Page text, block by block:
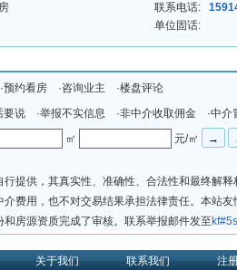
联系电话:
单位固话:
约看房 ·咨询业主 ·楼盘评论
说 ·举报不实信息 ·非中介收取佣金 ·中介
㎡
元/㎡
提供，其真实性、准确性、合法性和最终解
费用，也不对交易结果承担法律责任。本站
房源资质完成了审核。联系举报邮件发至
关于我们 联系我们 注